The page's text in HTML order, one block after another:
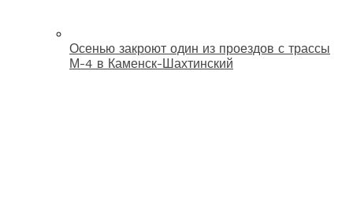
Осенью закроют один из проездов с трассы
М-4 в Каменск-Шахтинский